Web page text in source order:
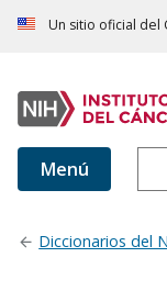
Un sitio oficial del
Menú
Diccionarios del